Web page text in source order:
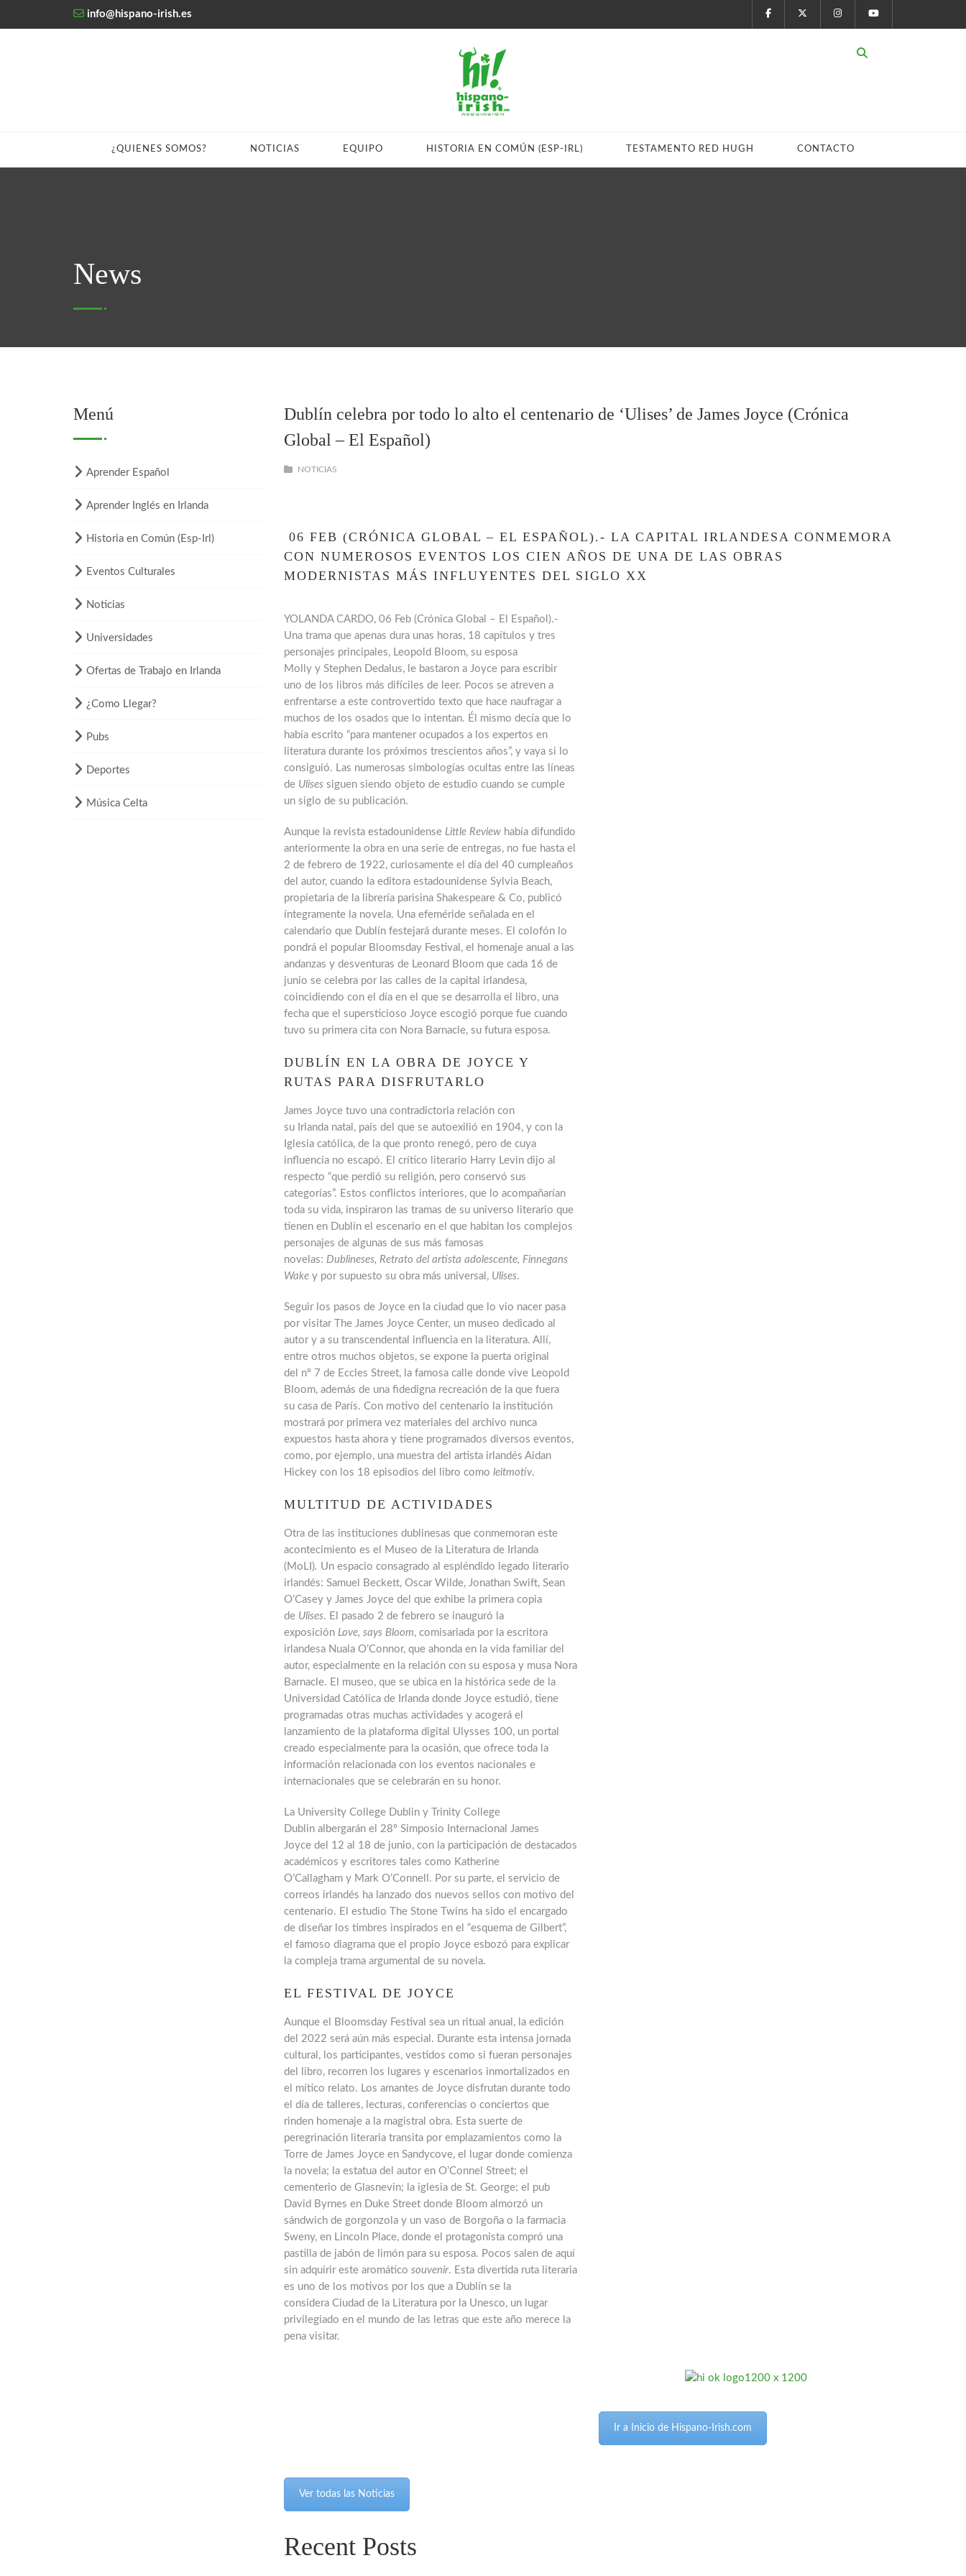
info@hispano-irish.es
¿QUIENES SOMOS? NOTICIAS EQUIPO HISTORIA EN COMÚN (ESP-IRL) TESTAMENTO RED HUGH CONTACTO
News
Dublín celebra por todo lo alto el centenario de ‘Ulises’ de James Joyce (Crónica
Global – El Español)
NOTICIAS
06 FEB (CRÓNICA GLOBAL – EL ESPAÑOL).- LA CAPITAL IRLANDESA CONMEMORA
CON NUMEROSOS EVENTOS LOS CIEN AÑOS DE UNA DE LAS OBRAS
MODERNISTAS MÁS INFLUYENTES DEL SIGLO XX
YOLANDA CARDO, 06 Feb (Crónica Global – El Español).-
Una trama que apenas dura unas horas, 18 capítulos y tres
personajes principales, Leopold Bloom, su esposa
Molly y Stephen Dedalus, le bastaron a Joyce para escribir
uno de los libros más difíciles de leer. Pocos se atreven a
enfrentarse a este controvertido texto que hace naufragar a
muchos de los osados que lo intentan. Él mismo decía que lo
había escrito “para mantener ocupados a los expertos en
literatura durante los próximos trescientos años”, y vaya si lo
consiguió. Las numerosas simbologías ocultas entre las líneas
de Ulisessiguen siendo objeto de estudio cuando se cumple
un siglo de su publicación.
Aunque la revista estadounidense Little Reviewhabía difundido
anteriormente la obra en una serie de entregas, no fue hasta el
2 de febrero de 1922, curiosamente el día del 40 cumpleaños
del autor, cuando la editora estadounidense Sylvia Beach,
propietaria de la librería parisina Shakespeare & Co, publicó
íntegramente la novela. Una efeméride señalada en el
calendario que Dublín festejará durante meses. El colofón lo
pondrá el popular Bloomsday Festival, el homenaje anual a las
andanzas y desventuras de Leonard Bloom que cada 16 de
junio se celebra por las calles de la capital irlandesa,
coincidiendo con el día en el que se desarrolla el libro, una
fecha que el supersticioso Joyce escogió porque fue cuando
tuvo su primera cita con Nora Barnacle, su futura esposa.
DUBLÍN EN LA OBRA DE JOYCE Y
RUTAS PARA DISFRUTARLO
James Joyce tuvo una contradictoria relación con
su Irlanda natal, país del que se autoexilió en 1904, y con la
Iglesia católica, de la que pronto renegó, pero de cuya
influencia no escapó. El crítico literario Harry Levin dijo al
respecto “que perdió su religión, pero conservó sus
categorías”. Estos conflictos interiores, que lo acompañarían
toda su vida, inspiraron las tramas de su universo literario que
tienen en Dublín el escenario en el que habitan los complejos
personajes de algunas de sus más famosas
novelas: Dublineses, Retrato del artista adolescente, Finnegans
Wakey por supuesto su obra más universal, Ulises.
Seguir los pasos de Joyce en la ciudad que lo vio nacer pasa
por visitar The James Joyce Center, un museo dedicado al
autor y a su transcendental influencia en la literatura. Allí,
entre otros muchos objetos, se expone la puerta original
del nº 7 de Eccles Street, la famosa calle donde vive Leopold
Bloom, además de una fidedigna recreación de la que fuera
su casa de París. Con motivo del centenario la institución
mostrará por primera vez materiales del archivo nunca
expuestos hasta ahora y tiene programados diversos eventos,
como, por ejemplo, una muestra del artista irlandés Aidan
Hickey con los 18 episodios del libro como leitmotiv.
MULTITUD DE ACTIVIDADES
Otra de las instituciones dublinesas que conmemoran este
acontecimiento es el Museo de la Literatura de Irlanda
(MoLI). Un espacio consagrado al espléndido legado literario
irlandés: Samuel Beckett, Oscar Wilde, Jonathan Swift, Sean
O’Casey y James Joyce del que exhibe la primera copia
de Ulises. El pasado 2 de febrero se inauguró la
exposición Love, says Bloom, comisariada por la escritora
irlandesa Nuala O’Connor, que ahonda en la vida familiar del
autor, especialmente en la relación con su esposa y musa Nora
Barnacle. El museo, que se ubica en la histórica sede de la
Universidad Católica de Irlanda donde Joyce estudió, tiene
programadas otras muchas actividades y acogerá el
lanzamiento de la plataforma digital Ulysses 100, un portal
creado especialmente para la ocasión, que ofrece toda la
información relacionada con los eventos nacionales e
internacionales que se celebrarán en su honor.
La University College Dublin y Trinity College
Dublin albergarán el 28º Simposio Internacional James
Joyce del 12 al 18 de junio, con la participación de destacados
académicos y escritores tales como Katherine
O’Callagham y Mark O’Connell. Por su parte, el servicio de
correos irlandés ha lanzado dos nuevos sellos con motivo del
centenario. El estudio The Stone Twins ha sido el encargado
de diseñar los timbres inspirados en el “esquema de Gilbert”,
el famoso diagrama que el propio Joyce esbozó para explicar
la compleja trama argumental de su novela.
EL FESTIVAL DE JOYCE
Aunque el Bloomsday Festival sea un ritual anual, la edición
del 2022 será aún más especial. Durante esta intensa jornada
cultural, los participantes, vestidos como si fueran personajes
del libro, recorren los lugares y escenarios inmortalizados en
el mítico relato. Los amantes de Joyce disfrutan durante todo
el día de talleres, lecturas, conferencias o conciertos que
rinden homenaje a la magistral obra. Esta suerte de
peregrinación literaria transita por emplazamientos como la
Torre de James Joyce en Sandycove, el lugar donde comienza
la novela; la estatua del autor en O’Connel Street; el
cementerio de Glasnevin; la iglesia de St. George; el pub
David Byrnes en Duke Street donde Bloom almorzó un
sándwich de gorgonzola y un vaso de Borgoña o la farmacia
Sweny, en Lincoln Place, donde el protagonista compró una
pastilla de jabón de limón para su esposa. Pocos salen de aquí
sin adquirir este aromático souvenir. Esta divertida ruta literaria
es uno de los motivos por los que a Dublín se la
considera Ciudad de la Literatura por la Unesco, un lugar
privilegiado en el mundo de las letras que este año merece la
pena visitar.
Ver todas las Noticias
Ir a Inicio de Hispano-Irish.com
Recent Posts
Menú
Aprender Español
Aprender Inglés en Irlanda
Historia en Común (Esp-Irl)
Eventos Culturales
Noticias
Universidades
Ofertas de Trabajo en Irlanda
¿Como Llegar?
Pubs
Deportes
Música Celta